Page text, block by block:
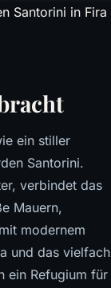
ein stiller
Santorini.
verbindet das
Mauern,
modernem
und das vielfach
ein Refugium für